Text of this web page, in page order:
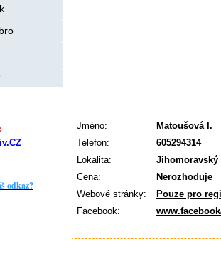
Jméno:
Matoušová I.
Telefon:
605294314
Lokalita:
Jihomoravský
Cena:
Nerozhoduje
Webové stránky:
Pouze pro
Facebook:
odkaz?